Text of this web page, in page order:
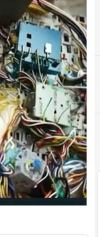
D
design